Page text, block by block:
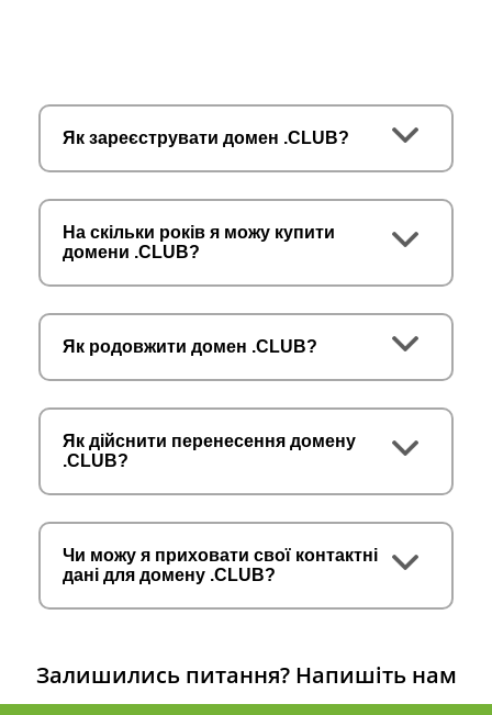
Як зареєструвати домен .CLUB?
На скільки років я можу купити
домени .CLUB?
Як родовжити домен .CLUB?
Як дійснити перенесення домену
.CLUB?
Чи можу я приховати свої контактні
дані для домену .CLUB?
Залишились питання? Напишіть нам